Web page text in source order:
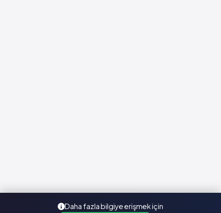
Daha fazla bilgiye erişmek için